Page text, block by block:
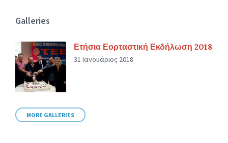
Galleries
Ετήσια Εορταστική Εκδήλωση 2018
31 Ιανουάριος 2018
MORE GALLERIES